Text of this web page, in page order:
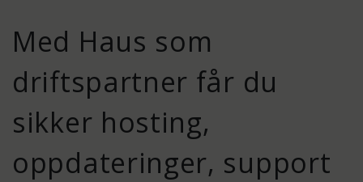
Med Haus som
driftspartner får du
sikker hosting,
oppdateringer, support